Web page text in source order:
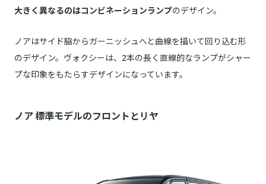
大きく異なるのはコンビネーションランプのデザイン。
ノアはサイド脇からガーニッシュへと曲線を描いて回り込む形
のデザイン。ヴォクシーは、2本の長く直線的なランプがシャー
プな印象をもたらすデザインになっています。
ノア 標準モデルのフロントとリヤ